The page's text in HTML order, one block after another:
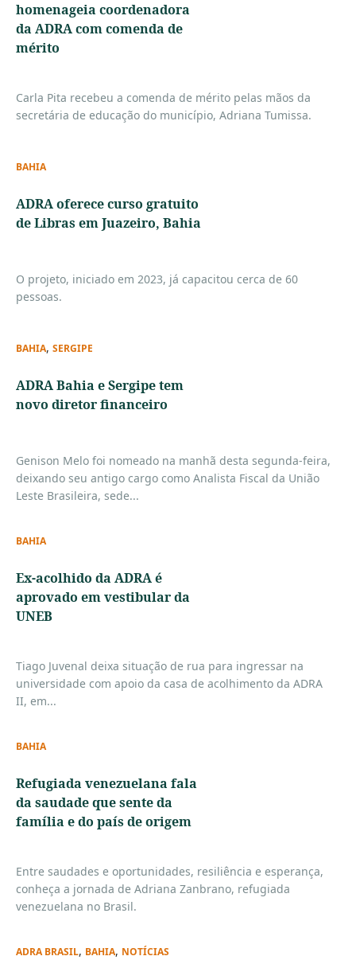
homenageia coordenadora
da ADRA com comenda de
mérito
Carla Pita recebeu a comenda de mérito pelas mãos da
secretária de educação do município, Adriana Tumissa.
BAHIA
ADRA oferece curso gratuito
de Libras em Juazeiro, Bahia
O projeto, iniciado em 2023, já capacitou cerca de 60
pessoas.
BAHIA, SERGIPE
ADRA Bahia e Sergipe tem
novo diretor financeiro
Genison Melo foi nomeado na manhã desta segunda-feira,
deixando seu antigo cargo como Analista Fiscal da União
Leste Brasileira, sede...
BAHIA
Ex-acolhido da ADRA é
aprovado em vestibular da
UNEB
Tiago Juvenal deixa situação de rua para ingressar na
universidade com apoio da casa de acolhimento da ADRA
II, em...
BAHIA
Refugiada venezuelana fala
da saudade que sente da
família e do país de origem
Entre saudades e oportunidades, resiliência e esperança,
conheça a jornada de Adriana Zanbrano, refugiada
venezuelana no Brasil.
ADRA BRASIL, BAHIA, NOTÍCIAS